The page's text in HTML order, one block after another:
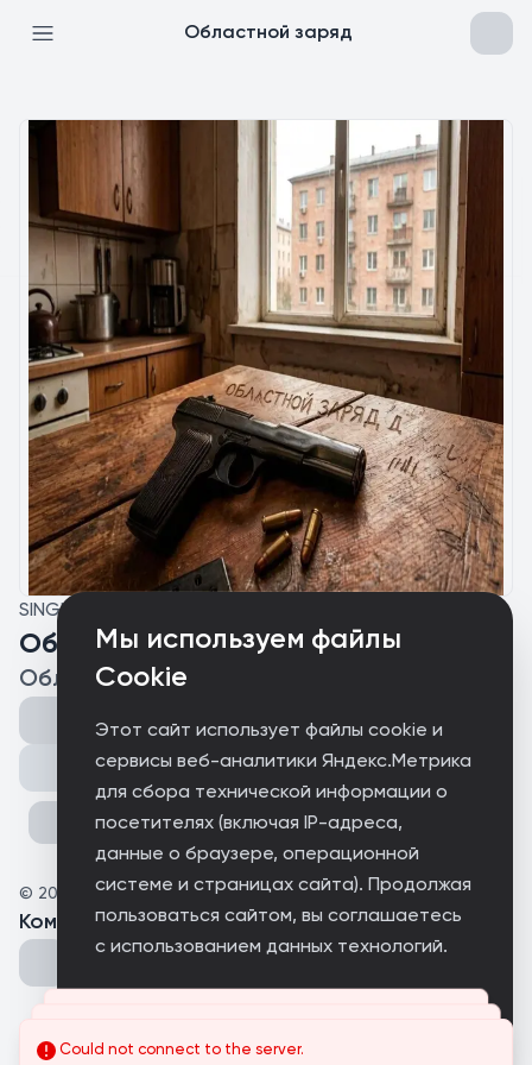
Мы используем файлы
Cookie
Этот сайт использует файлы cookie и
сервисы веб-аналитики Яндекс.Метрика
для сбора технической информации о
посетителях (включая IP-адреса,
данные о браузере, операционной
системе и страницах сайта). Продолжая
пользоваться сайтом, вы соглашаетесь
с использованием данных технологий.
Областной заряд
SINGLE
Областной заряд
Областной
Поделиться
© 2026 RAVEON.NET
Комментарии(0 )